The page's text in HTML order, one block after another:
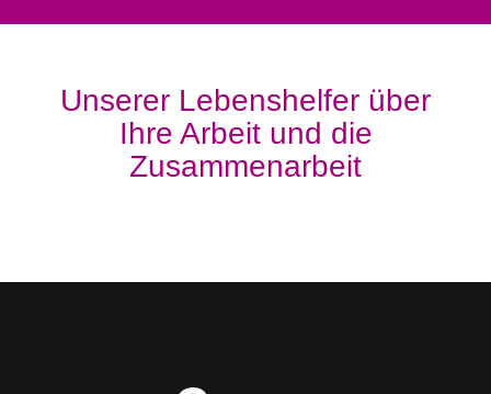
Unserer Lebenshelfer über
Ihre Arbeit und die
Zusammenarbeit